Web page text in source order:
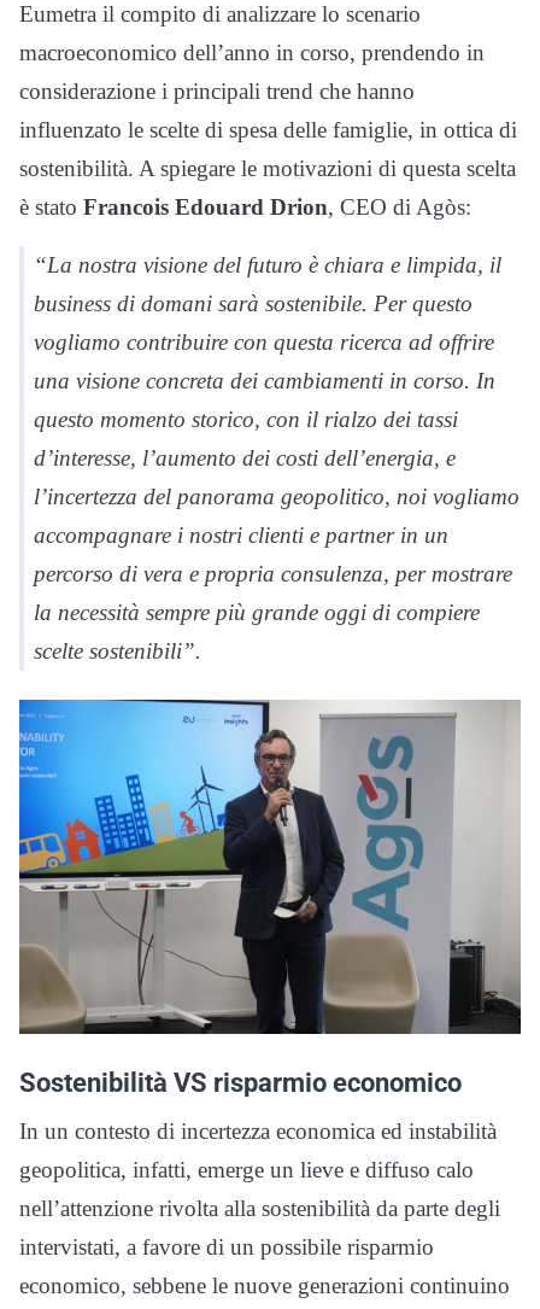
Eumetra il compito di analizzare lo scenario
macroeconomico dell’anno in corso, prendendo in
considerazione i principali trend che hanno
influenzato le scelte di spesa delle famiglie, in ottica di
sostenibilità. A spiegare le motivazioni di questa scelta
è stato Francois Edouard Drion, CEO di Agòs:
“La nostra visione del futuro è chiara e limpida, il
business di domani sarà sostenibile. Per questo
vogliamo contribuire con questa ricerca ad offrire
una visione concreta dei cambiamenti in corso. In
questo momento storico, con il rialzo dei tassi
d’interesse, l’aumento dei costi dell’energia, e
l’incertezza del panorama geopolitico, noi vogliamo
accompagnare i nostri clienti e partner in un
percorso di vera e propria consulenza, per mostrare
la necessità sempre più grande oggi di compiere
scelte sostenibili”.
Sostenibilità VS risparmio economico
In un contesto di incertezza economica ed instabilità
geopolitica, infatti, emerge un lieve e diffuso calo
nell’attenzione rivolta alla sostenibilità da parte degli
intervistati, a favore di un possibile risparmio
economico, sebbene le nuove generazioni continuino